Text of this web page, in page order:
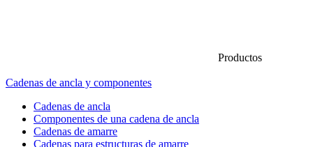
Productos
Cadenas de ancla y componentes
Cadenas de ancla
Componentes de una cadena de ancla
Cadenas de amarre
Cadenas para estructuras de amarre